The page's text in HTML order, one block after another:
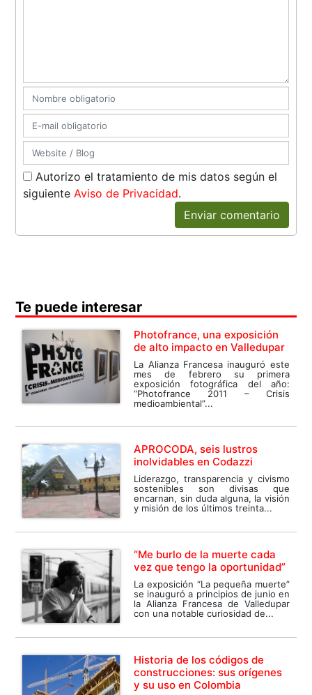
Autorizo el tratamiento de mis datos según el
siguiente Aviso de Privacidad.
Enviar comentario
Te puede interesar
Photofrance, una exposición
de alto impacto en Valledupar
La Alianza Francesa inauguró este
mes de febrero su primera
exposición fotográfica del año:
“Photofrance 2011 – Crisis
medioambiental”...
APROCODA, seis lustros
inolvidables en Codazzi
Liderazgo, transparencia y civismo
sostenibles son divisas que
encarnan, sin duda alguna, la visión
y misión de los últimos treinta...
“Me burlo de la muerte cada
vez que tengo la oportunidad”
La exposición “La pequeña muerte”
se inauguró a principios de junio en
la Alianza Francesa de Valledupar
con una notable curiosidad de...
Historia de los códigos de
construcciones: sus orígenes
y su uso en Colombia